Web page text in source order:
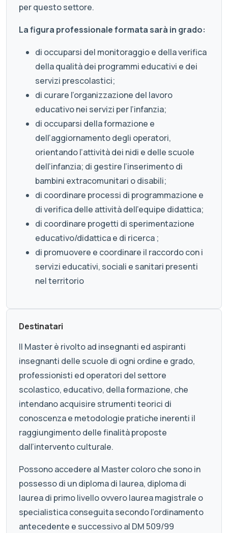
per questo settore.
La figura professionale formata sarà in grado:
di occuparsi del monitoraggio e della verifica
della qualità dei programmi educativi e dei
servizi prescolastici;
di curare l’organizzazione del lavoro
educativo nei servizi per l’infanzia;
di occuparsi della formazione e
dell’aggiornamento degli operatori,
orientando l’attività dei nidi e delle scuole
dell’infanzia; di gestire l’inserimento di
bambini extracomunitari o disabili;
di coordinare processi di programmazione e
di verifica delle attività dell’equipe didattica;
di coordinare progetti di sperimentazione
educativo/didattica e di ricerca ;
di promuovere e coordinare il raccordo con i
servizi educativi, sociali e sanitari presenti
nel territorio
Destinatari
Il Master è rivolto ad insegnanti ed aspiranti
insegnanti delle scuole di ogni ordine e grado,
professionisti ed operatori del settore
scolastico, educativo, della formazione, che
intendano acquisire strumenti teorici di
conoscenza e metodologie pratiche inerenti il
raggiungimento delle finalità proposte
dall’intervento culturale.
Possono accedere al Master coloro che sono in
possesso di un diploma di laurea, diploma di
laurea di primo livello ovvero laurea magistrale o
specialistica conseguita secondo l’ordinamento
antecedente e successivo al DM 509/99